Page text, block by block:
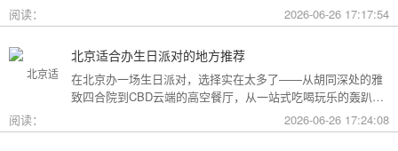
阅读：
2026-06-26 17:17:54
北京适合办生日派对的地方推荐
在北京办一场生日派对，选择实在太多了——从胡同深处的雅
致四合院到CBD云端的高空餐厅，从一站式吃喝玩乐的轰趴别
墅到充满野趣的京郊草坪。为了让你快速找到最心仪的那一
个，我把不同类型的场地分好了类，直接对号入座就行。
阅读： 2026-06-26 17:24:08